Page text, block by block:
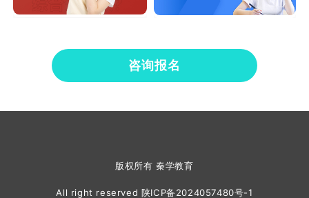
咨询报名
版权所有 秦学教育
All right reserved 陕ICP备2024057480号-1